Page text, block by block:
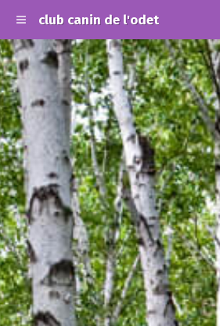
club canin de l'odet